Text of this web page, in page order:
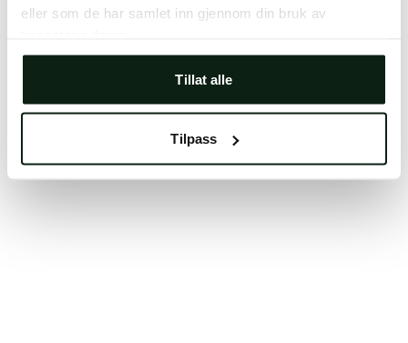
eller som de har samlet inn gjennom din bruk av
Tillat alle
Tilpass
We apologize for the inconvenience.